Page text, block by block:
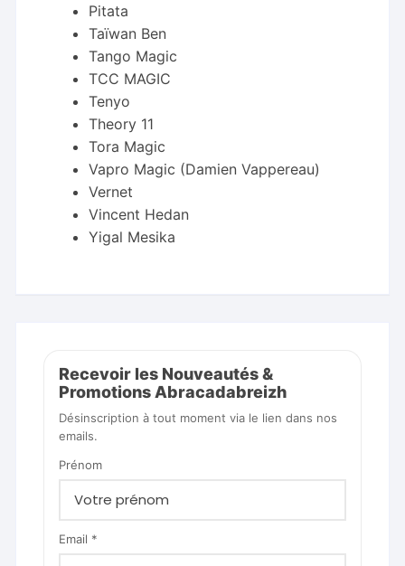
Pitata
Taïwan Ben
Tango Magic
TCC MAGIC
Tenyo
Theory 11
Tora Magic
Vapro Magic (Damien Vappereau)
Vernet
Vincent Hedan
Yigal Mesika
Recevoir les Nouveautés &
Promotions Abracadabreizh
Désinscription à tout moment via le lien dans nos
emails.
Prénom
Email *